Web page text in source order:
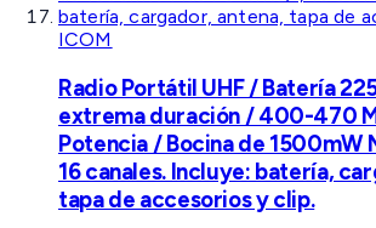
ICOM
Radio Portátil UHF / Batería
extrema duración / 400-470
Potencia / Bocina de 1500mW
16 canales. Incluye: batería,
tapa de accesorios y clip.